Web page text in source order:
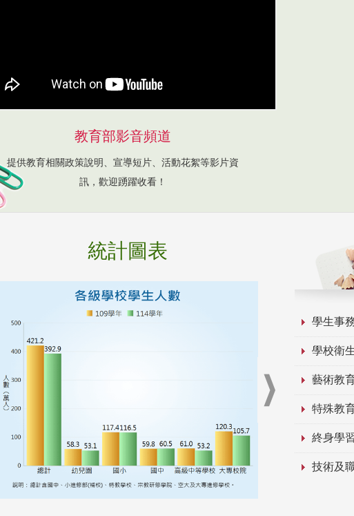
教育部影音頻道
提供教育相關政策說明、宣導短片、活動花絮等影片資
訊，歡迎踴躍收看！
統計圖表
學生事
學校衛
藝術教
特殊教
終身學
技術及